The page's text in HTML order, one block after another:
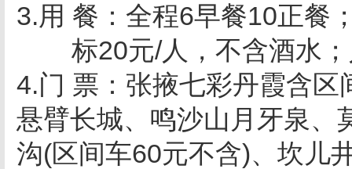
3.用 餐：全程6早餐10正餐
标20元/人，不含酒水
4.门 票：张掖七彩丹霞含
悬臂长城、鸣沙山月牙泉、
沟(区间车60元不含)、坎儿